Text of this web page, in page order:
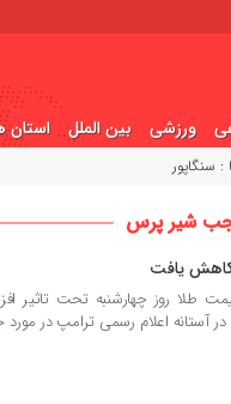
ورزشی بین الملل استان
سنگاپور
شیر پرس
یافت
روز چهارشنبه تحت تاثیر
در آستانه اعلام رسمی ترامپ در